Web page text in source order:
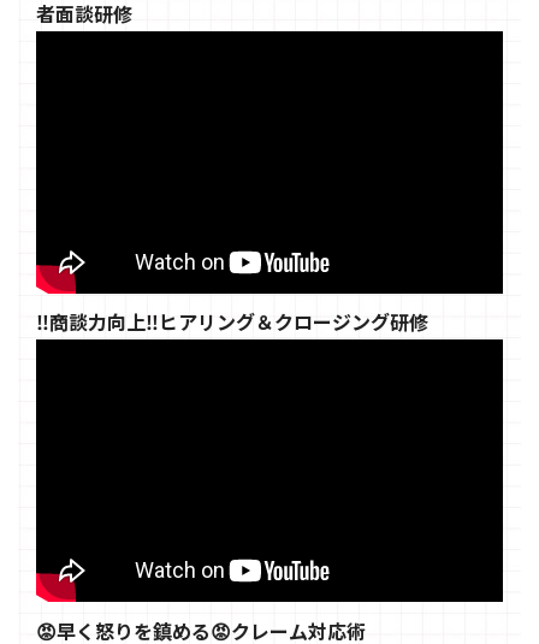
者面談研修
‼商談力向上‼ヒアリング＆クロージング研修
😡早く怒りを鎮める😡クレーム対応術